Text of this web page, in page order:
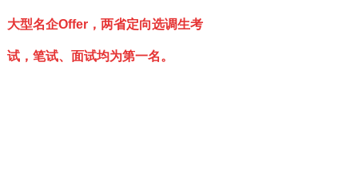
大型名企Offer，两省定向选调生考
试，笔试、面试均为第一名。